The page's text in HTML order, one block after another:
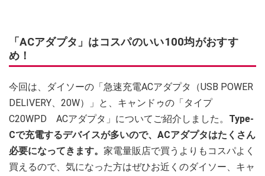
「ACアダプタ」はコスパのいい100均がおすす
め！
今回は、ダイソーの「急速充電ACアダプタ（USB POWER
DELIVERY、20W）」と、キャンドゥの「タイプ
C20WPD ACアダプタ」についてご紹介しました。 Type-
Cで充電するデバイスが多いので、ACアダプタはたくさん
必要になってきます。 家電量販店で買うよりもコスパよく
買えるので、気になった方はぜひお近くのダイソー、キャ